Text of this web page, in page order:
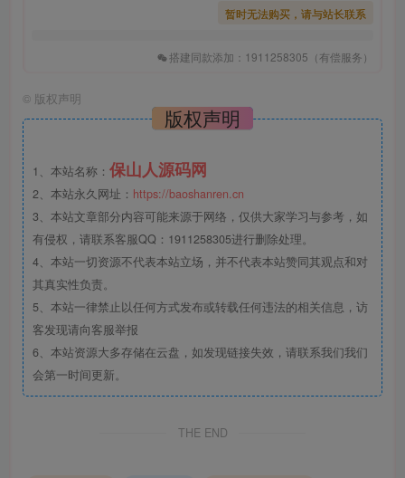
暂时无法购买，请与站长联系
搭建同款添加：1911258305（有偿服务）
© 版权声明
版权声明
1、本站名称： 保山人源码网
2、本站永久网址： https://baoshanren.cn
3、本站文章部分内容可能来源于网络，仅供大家学习与参考，如
有侵权，请联系客服QQ：1911258305进行删除处理。
4、本站一切资源不代表本站立场，并不代表本站赞同其观点和对
其真实性负责。
5、本站一律禁止以任何方式发布或转载任何违法的相关信息，访
客发现请向客服举报
6、本站资源大多存储在云盘，如发现链接失效，请联系我们我们
会第一时间更新。
THE END